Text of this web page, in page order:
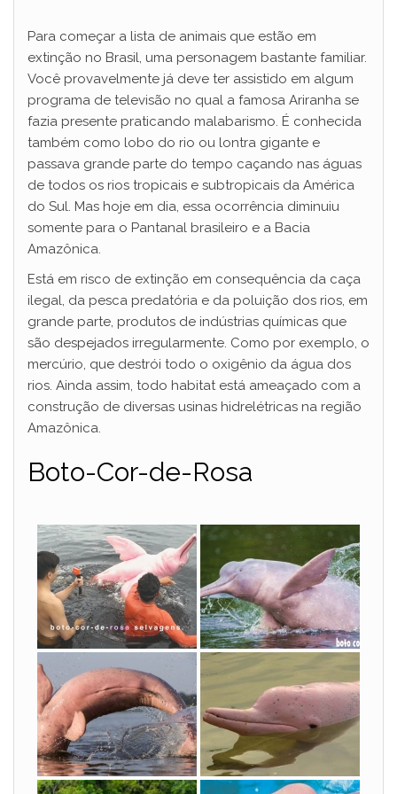
V
i
d
e
Para começar a lista de animais que estão em
extinção no Brasil, uma personagem bastante familiar.
Você provavelmente já deve ter assistido em algum
programa de televisão no qual a famosa Ariranha se
fazia presente praticando malabarismo. É conhecida
também como lobo do rio ou lontra gigante e
passava grande parte do tempo caçando nas águas
de todos os rios tropicais e subtropicais da América
do Sul. Mas hoje em dia, essa ocorrência diminuiu
somente para o Pantanal brasileiro e a Bacia
Amazônica.
Está em risco de extinção em consequência da caça
ilegal, da pesca predatória e da poluição dos rios, em
grande parte, produtos de indústrias químicas que
são despejados irregularmente. Como por exemplo, o
mercúrio, que destrói todo o oxigênio da água dos
rios. Ainda assim, todo habitat está ameaçado com a
construção de diversas usinas hidrelétricas na região
Amazônica.
Boto-Cor-de-Rosa